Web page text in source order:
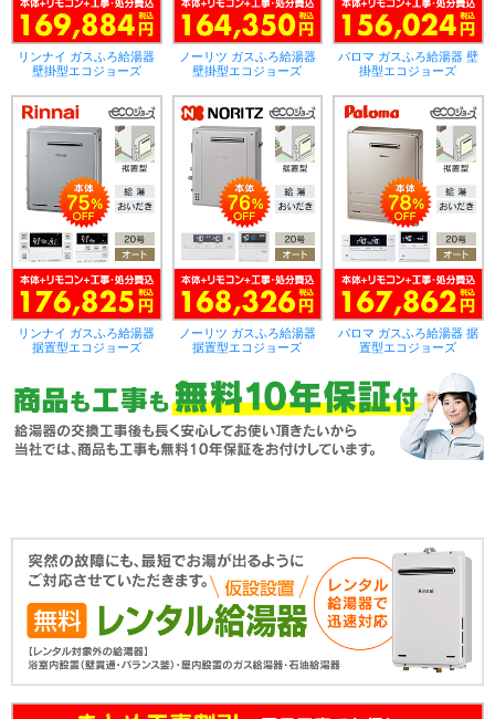
リンナイ ガスふろ給湯器
壁掛型エコジョーズ
ノーリツ ガスふろ給湯器
壁掛型エコジョーズ
パロマ ガスふろ給湯器 壁
掛型エコジョーズ
リンナイ ガスふろ給湯器
据置型エコジョーズ
ノーリツ ガスふろ給湯器
据置型エコジョーズ
パロマ ガスふろ給湯器 据
置型エコジョーズ